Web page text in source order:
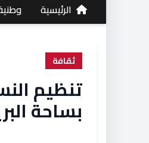
الرئيسية
ثقافة
تنظيم
بساحة